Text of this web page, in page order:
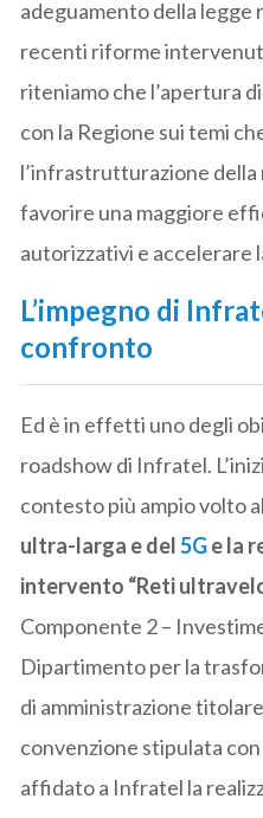
adeguamento della legge
recenti riforme
riteniamo che l’apertura
con la Regione sui temi
l’infrastrutturazione della
favorire una maggiore
autorizzativi e accelerare
L’impegno di
confronto
Ed è in effetti uno degli
roadshow di Infratel.
contesto più ampio volto
ultra-larga e del5Ge la
intervento “Reti
Componente 2 –
Dipartimento per la
di amministrazione
convenzione stipulata
affidato a Infratel la